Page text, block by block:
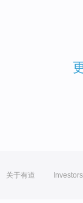
关于有道 Investors